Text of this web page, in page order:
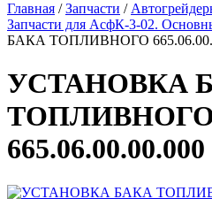
Главная /Запчасти /
Запчасти для АсфК-3-02.
БАКА ТОПЛИВНОГО
УСТАНОВКА
665.06.00.00.000